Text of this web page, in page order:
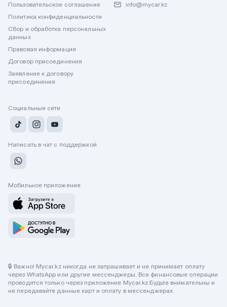
Пользовательское соглашение
Политика конфиденциальности
Сбор и обработка персональных
данных
Правовая информация
Договор присоединения
Заявление к договору
присоединения
info@mycar.kz
Социальные сети
Написать в чат с поддержкой
Мобильное приложение
🔒 Важно! Mycar.kz никогда не запрашивает и не принимает оплату
через WhatsApp или другие мессенджеры. Все финансовые операции
проводятся только через приложение Mycar.kz Будьте внимательны и
не передавайте данные карт и оплату в мессенджерах.